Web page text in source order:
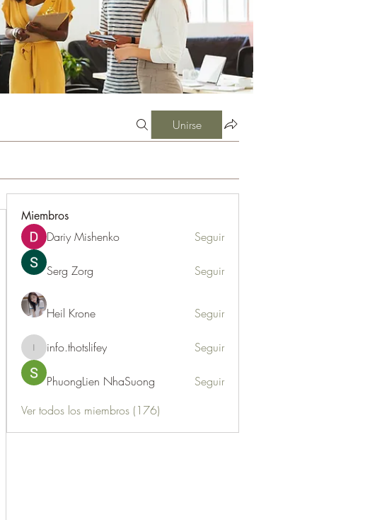
Unirse
Miembros
Dariy Mishenko Seguir
Serg Zorg Seguir
Heil Krone Seguir
info.thotslifey
info.thotslifey Seguir
PhuongLien NhaSuong
Seguir
Ver todos los miembros (176)